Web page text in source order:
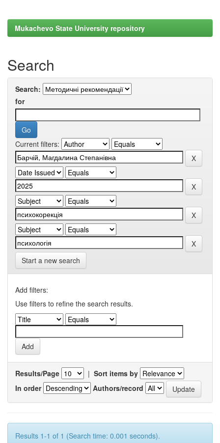
Mukachevo State University repository
Search
Search:
for
Current filters:
Start a new search
Add filters:
Use filters to refine the search results.
Results/Page | Sort items by
In order
Authors/record
Results 1-1 of 1 (Search time: 0.001 seconds).